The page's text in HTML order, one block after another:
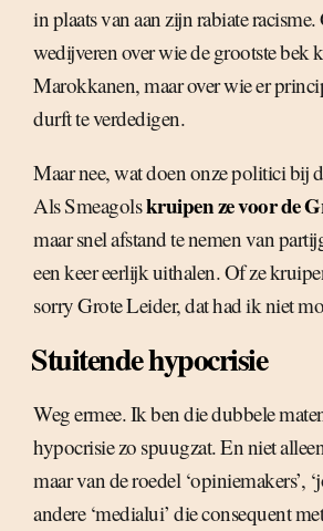
in plaats van aan zijn rabiate
wedijveren over wie de grootste bek
Marokkanen, maar over wie er
durft te verdedigen.
Maar nee, wat doen onze politici bij
Als Smeagolskruipen ze voor de
maar snel afstand te nemen van
een keer eerlijk uithalen. Of ze
sorry Grote Leider, dat had ik niet
Stuitende hypocrisie
Weg ermee. Ik ben die dubbele
hypocrisie zo spuugzat. En niet
maar van de roedel ‘opiniemakers’,
andere ‘medialui’ die consequent